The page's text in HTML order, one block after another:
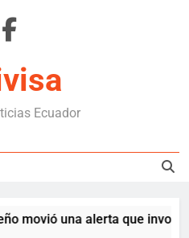
Ecuador
movió una alerta que